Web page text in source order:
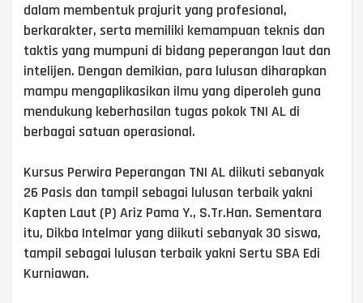
dalam membentuk prajurit yang profesional,
berkarakter, serta memiliki kemampuan teknis dan
taktis yang mumpuni di bidang peperangan laut dan
intelijen. Dengan demikian, para lulusan diharapkan
mampu mengaplikasikan ilmu yang diperoleh guna
mendukung keberhasilan tugas pokok TNI AL di
berbagai satuan operasional.
Kursus Perwira Peperangan TNI AL diikuti sebanyak
26 Pasis dan tampil sebagai lulusan terbaik yakni
Kapten Laut (P) Ariz Pama Y., S.Tr.Han. Sementara
itu, Dikba Intelmar yang diikuti sebanyak 30 siswa,
tampil sebagai lulusan terbaik yakni Sertu SBA Edi
Kurniawan.